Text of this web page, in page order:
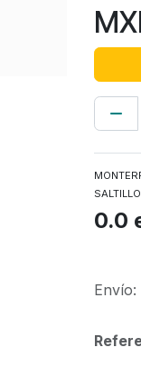
SALTILLO
0.0